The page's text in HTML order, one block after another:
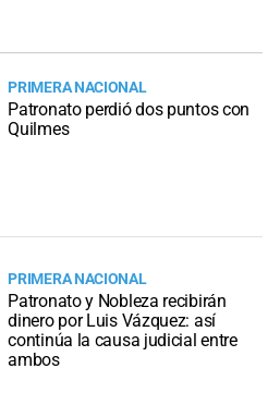
PRIMERA NACIONAL
Patronato perdió dos puntos con
Quilmes
PRIMERA NACIONAL
Patronato y Nobleza recibirán
dinero por Luis Vázquez: así
continúa la causa judicial entre
ambos